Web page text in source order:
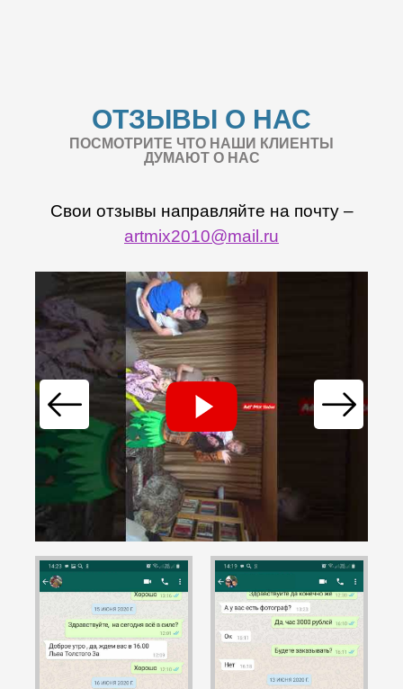
ОТЗЫВЫ О НАС
ПОСМОТРИТЕ ЧТО НАШИ КЛИЕНТЫ
ДУМАЮТ О НАС
Свои отзывы направляйте на почту –
artmix2010@mail.ru